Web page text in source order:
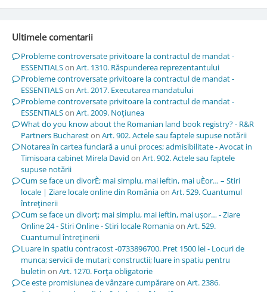
Ultimele comentarii
Probleme controversate privitoare la contractul de mandat -
ESSENTIALSon Art. 1310. Răspunderea reprezentantului
Probleme controversate privitoare la contractul de mandat -
ESSENTIALSon Art. 2017. Executarea mandatului
Probleme controversate privitoare la contractul de mandat -
ESSENTIALSon Art. 2009. Noţiunea
What do you know about the Romanian land book registry? - R&R
Partners Buchareston Art. 902. Actele sau faptele supuse notării
Notarea în cartea funciară a unui proces; admisibilitate - Avocat in
Timisoara cabinet Mirela David on Art. 902. Actele sau faptele
supuse notării
Cum se face un divorÈ; mai simplu, mai ieftin, mai uÈor… – Stiri
locale | Ziare locale online din Româniaon Art. 529. Cuantumul
întreţinerii
Cum se face un divorț; mai simplu, mai ieftin, mai ușor… - Ziare
Online 24 - Stiri Online - Stiri locale Romaniaon Art. 529.
Cuantumul întreţinerii
Luare in spatiu contracost -0733896700. Pret 1500 lei - Locuri de
munca; servicii de mutari; constructii; luare in spatiu pentru
buletin on Art. 1270. Forţa obligatorie
Ce este promisiunea de vânzare cumpărareon Art. 2386.